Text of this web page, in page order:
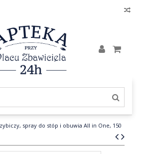
spray do stóp i obuwia All in One, 150